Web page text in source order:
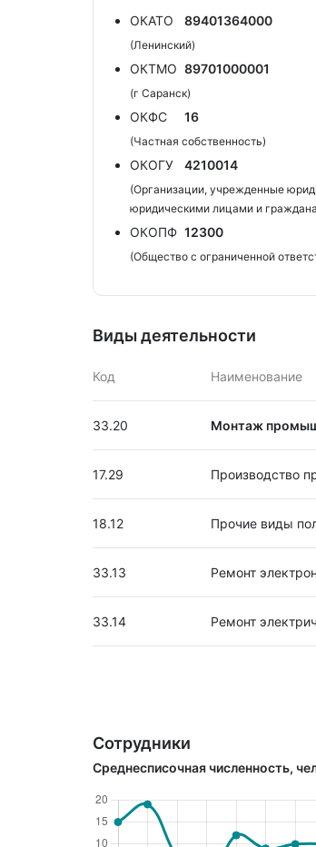
ОКАТО
89401364000
(Ленинский)
ОКТМО 89701000001
(г Саранск)
ОКФС 16
(Частная собственность)
ОКОГУ 4210014
(Организации, учрежденные
юридическими лицами и
ОКОПФ 12300
(Общество с ограниченной
Виды деятельности
Код Наименование
33.20 Монтаж
17.29 Производство
18.12 Прочие виды
33.13 Ремонт
33.14 Ремонт
Сотрудники
Среднесписочная численность,